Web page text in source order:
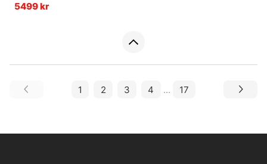
5499 kr
1 2 3 4 ... 17